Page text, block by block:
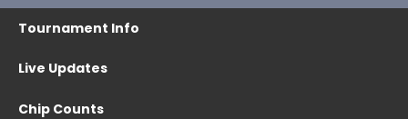
Tournament Info
Live Updates
Chip Counts